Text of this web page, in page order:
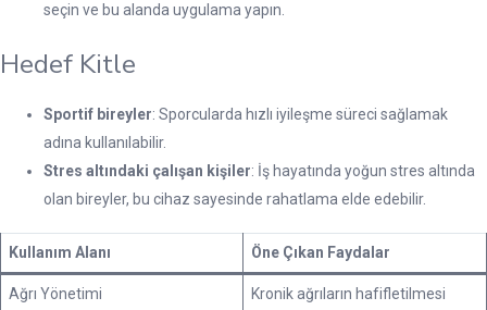
seçin ve bu alanda uygulama yapın.
Hedef Kitle
Sportif bireyler: Sporcularda hızlı iyileşme süreci sağlamak
adına kullanılabilir.
Stres altındaki çalışan kişiler: İş hayatında yoğun stres altında
olan bireyler, bu cihaz sayesinde rahatlama elde edebilir.
Kullanım Alanı Öne Çıkan Faydalar
Ağrı Yönetimi Kronik ağrıların hafifletilmesi